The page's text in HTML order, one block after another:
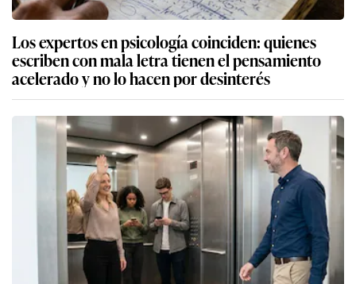
Los expertos en psicología coinciden: quienes
escriben con mala letra tienen el pensamiento
acelerado y no lo hacen por desinterés